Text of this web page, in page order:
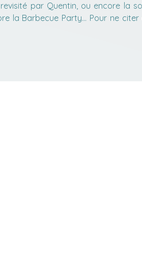
par Quentin, ou encore la
la Barbecue Party… Pour ne citer